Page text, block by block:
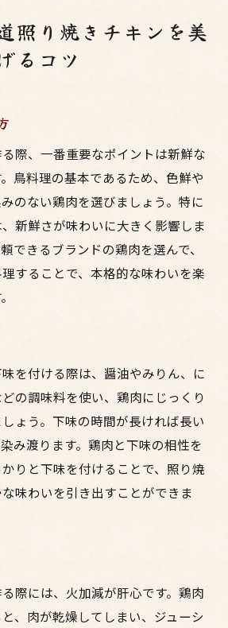
のメリットとデメリット
照り焼きチキンを美
るコツ
際、一番重要なポイントは新鮮な
鳥料理の基本であるため、色鮮や
のない鶏肉を選びましょう。特に
新鮮さが味わいに大きく影響しま
できるブランドの鶏肉を選んで、
することで、本格的な味わいを楽
を付ける際は、醤油やみりん、に
の調味料を使い、鶏肉にじっくり
ょう。下味の時間が長ければ長い
み渡ります。鶏肉と下味の相性を
りと下味を付けることで、照り焼
味わいを引き出すことができま
際には、火加減が肝心です。鶏肉
、肉が乾燥してしまい、ジューシ